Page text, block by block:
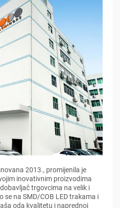
2013., promijenila je
inovativnim proizvodima
trgovcima na velik i
se na SMD/COB LED trakama i
oda kvalitetu i naprednoj